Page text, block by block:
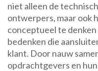
niet alleen de
ontwerpers, maar ook
conceptueel te
bedenken die
klant. Door nauw
opdrachtgevers en